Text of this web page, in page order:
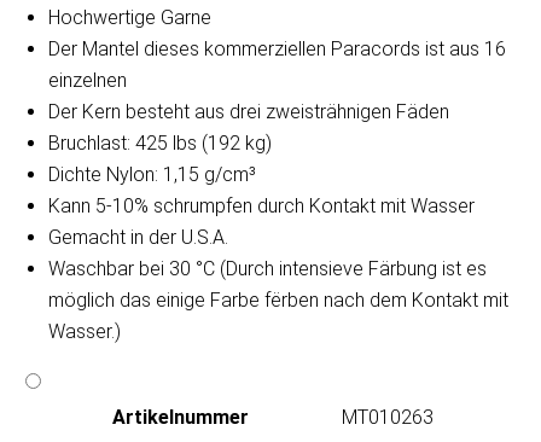
Hochwertige Garne
Der Mantel dieses kommerziellen Paracords ist aus 16
einzelnen
Der Kern besteht aus drei zweisträhnigen Fäden
Bruchlast: 425 lbs (192 kg)
Dichte Nylon: 1,15 g/cm³
Kann 5-10% schrumpfen durch Kontakt mit Wasser
Gemacht in der U.S.A.
Waschbar bei 30 °C (Durch intensieve Färbung ist es
möglich das einige Farbe fërben nach dem Kontakt mit
Wasser.)
Artikeln‌ummer
MT010263